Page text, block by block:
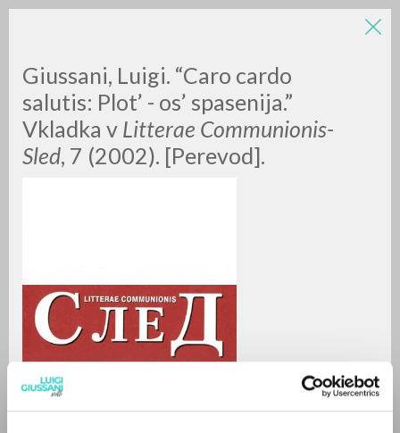
Giussani, Luigi. “Caro cardo
salutis: Plot’ - os’ spasenija.”
Vkladka v Litterae Communionis-
Sled, 7 (2002). [Perevod].
LUIGI
GIUSSANI